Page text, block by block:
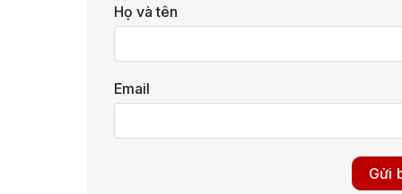
Họ và tên
Email